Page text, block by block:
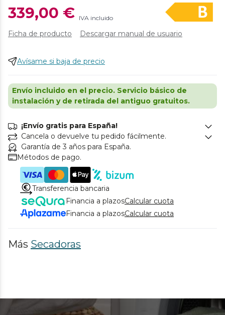
339,00 € IVA incluido
Ficha de producto Descargar manual de usuario
Avísame si baja de precio
Envío incluido en el precio. Servicio básico de
instalación y de retirada del antiguo gratuitos.
¡Envío gratis para España!
Cancela o devuelve tu pedido fácilmente.
Garantía de 3 años para España.
Métodos de pago.
Transferencia bancaria
Financia a plazosCalcular cuota
Financia a plazosCalcular cuota
Más Secadoras